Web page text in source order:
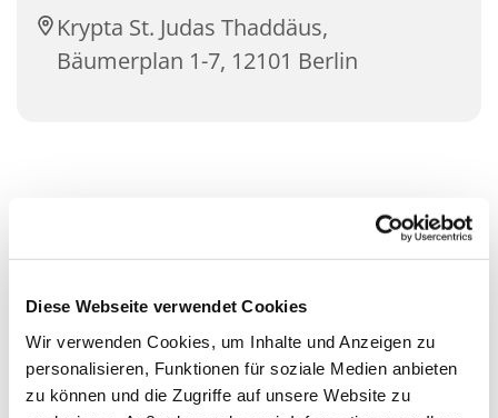
Diese Webseite verwendet Cookies
Wir verwenden Cookies, um Inhalte und Anzeigen zu
personalisieren, Funktionen für soziale Medien anbieten
zu können und die Zugriffe auf unsere Website zu
Krypta St. Judas Thaddäus,
Bäumerplan 1-7, 12101 Berlin